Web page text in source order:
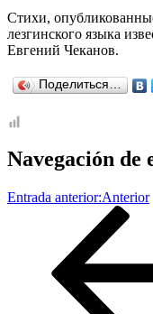
Стихи,
лезгинского языка
Евгений Чеканов.
Поделиться…
Navegación de
Entrada anterior:Anterior